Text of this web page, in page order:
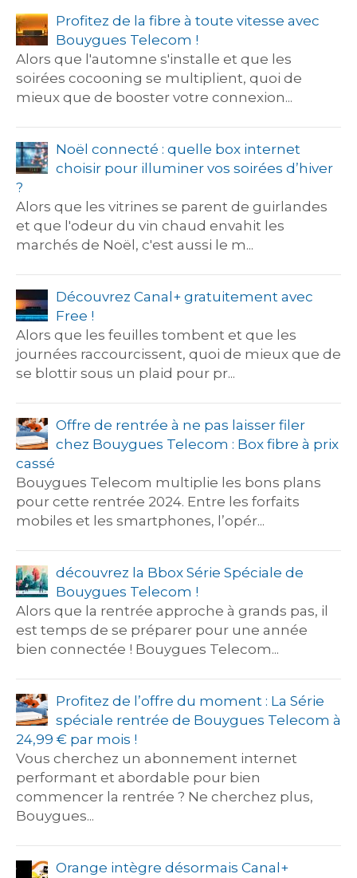
Profitez de la fibre à toute vitesse avec
Bouygues Telecom !
Alors que l'automne s'installe et que les
soirées cocooning se multiplient, quoi de
mieux que de booster votre connexion...
Noël connecté : quelle box internet
choisir pour illuminer vos soirées d’hiver
?
Alors que les vitrines se parent de guirlandes
et que l'odeur du vin chaud envahit les
marchés de Noël, c'est aussi le m...
Découvrez Canal+ gratuitement avec
Free !
Alors que les feuilles tombent et que les
journées raccourcissent, quoi de mieux que de
se blottir sous un plaid pour pr...
Offre de rentrée à ne pas laisser filer
chez Bouygues Telecom : Box fibre à prix
cassé
Bouygues Telecom multiplie les bons plans
pour cette rentrée 2024. Entre les forfaits
mobiles et les smartphones, l’opér...
découvrez la Bbox Série Spéciale de
Bouygues Telecom !
Alors que la rentrée approche à grands pas, il
est temps de se préparer pour une année
bien connectée ! Bouygues Telecom...
Profitez de l’offre du moment : La Série
spéciale rentrée de Bouygues Telecom à
24,99 € par mois !
Vous cherchez un abonnement internet
performant et abordable pour bien
commencer la rentrée ? Ne cherchez plus,
Bouygues...
Orange intègre désormais Canal+